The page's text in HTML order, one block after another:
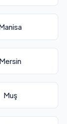
Mersin
Muş